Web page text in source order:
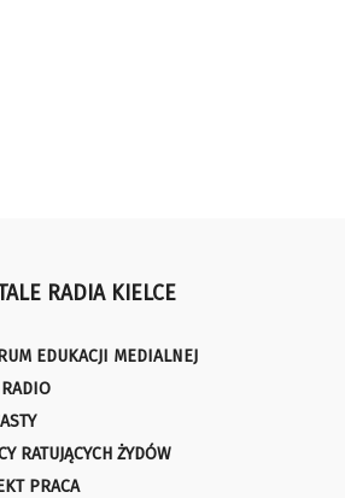
RADIA KIELCE
EDUKACJI MEDIALNEJ
RATUJĄCYCH ŻYDÓW
PRACA